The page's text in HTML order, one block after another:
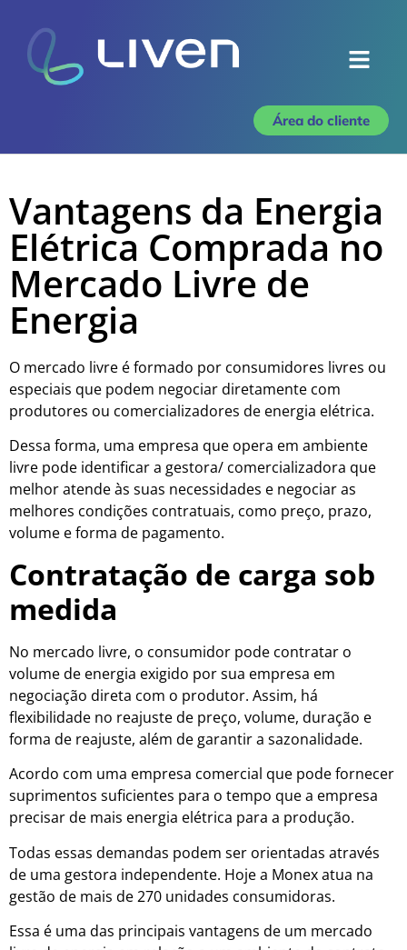
Área do cliente
Vantagens da Energia
Elétrica Comprada no
Mercado Livre de
Energia
O mercado livre é formado por consumidores livres ou
especiais que podem negociar diretamente com
produtores ou comercializadores de energia elétrica.
Dessa forma, uma empresa que opera em ambiente
livre pode identificara gestora/ comercializadora que
melhor atende às suas necessidades e negociar as
melhores condições contratuais, como preço, prazo,
volume e forma de pagamento.
Contratação de carga sob
medida
No mercado livre, o consumidor pode contratar o
volume de energia exigido por sua empresa em
negociação direta com o produtor. Assim, há
flexibilidade no reajuste de preço, volume, duração e
forma de reajuste, além de garantir a sazonalidade.
Acordo com uma empresa comercial que pode fornecer
suprimentos suficientes para o tempo que a empresa
precisar de mais energia elétrica para a produção.
Todas essas demandas podem ser orientadas através
de uma gestora independente. Hoje a Monex atua na
gestão de mais de 270 unidades consumidoras.
Essa é uma das principais vantagens de um mercado